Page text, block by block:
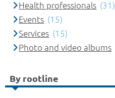
Health professionals (31)
Events (15)
Services (15)
Photo and video albums
By rootline